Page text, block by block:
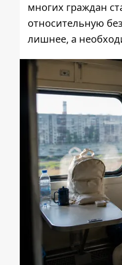
многих граждан
относительную
лишнее, а